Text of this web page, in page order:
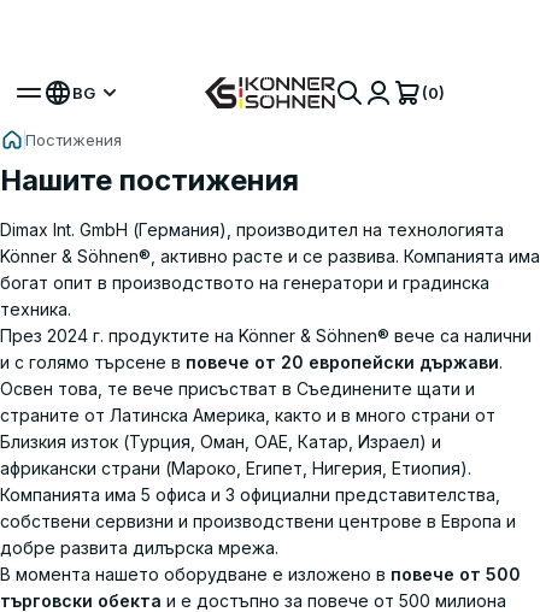
BG (0)
Постижения
Нашите постижения
Dimax Int. GmbH (Германия), производител на технологията
Könner & Söhnen®, активно расте и се развива. Компанията има
богат опит в производството на генератори и градинска
техника.
През 2024 г. продуктите на Könner & Söhnen® вече са налични
и с голямо търсене в повече от 20 европейски държави.
Освен това, те вече присъстват в Съединените щати и
страните от Латинска Америка, както и в много страни от
Близкия изток (Турция, Оман, ОАЕ, Катар, Израел) и
африкански страни (Мароко, Египет, Нигерия, Етиопия).
Компанията има 5 офиса и 3 официални представителства,
собствени сервизни и производствени центрове в Европа и
добре развита дилърска мрежа.
В момента нашето оборудване е изложено в повече от 500
търговски обекта и е достъпно за повече от 500 милиона